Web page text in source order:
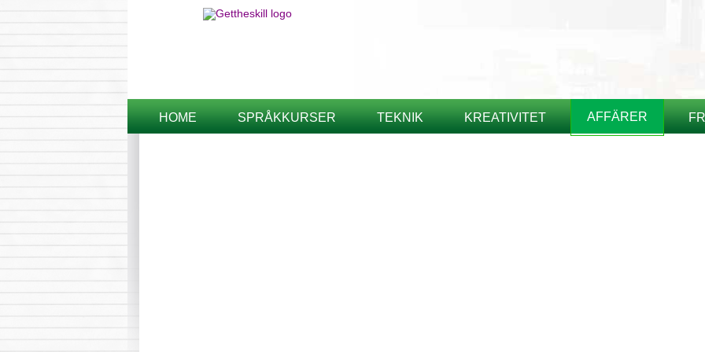
HOME SPRÅKKURSER TEKNIK KREATIVITET AFFÄRER